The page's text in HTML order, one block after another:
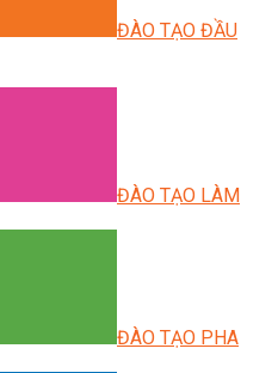
ĐÀO TẠO ĐẦU
ĐÀO TẠO LÀM
ĐÀO TẠO PHA